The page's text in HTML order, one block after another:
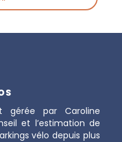
gérée par Caroline
et l’estimation de
vélo depuis plus